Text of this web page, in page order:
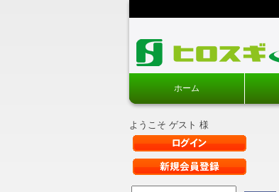
ホーム
ようこそ ゲスト 様